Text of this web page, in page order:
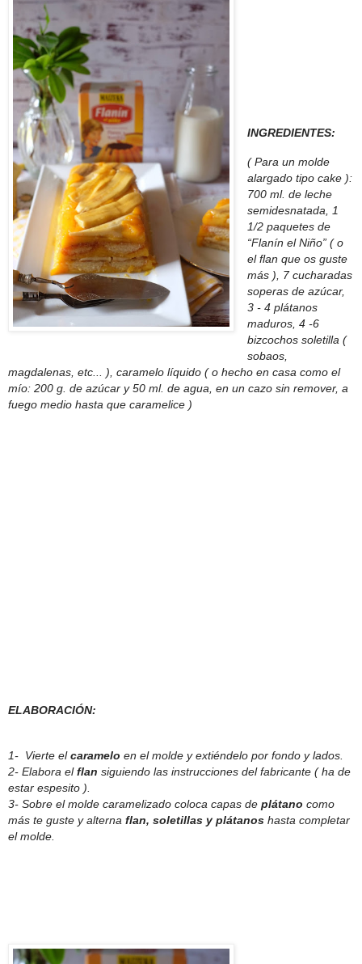
INGREDIENTES:
( Para un molde
alargado tipo cake ):
700 ml. de leche
semidesnatada, 1
1/2 paquetes de
“Flanín el Niño” ( o
el flan que os guste
más ), 7 cucharadas
soperas de azúcar,
3 - 4 plátanos
maduros, 4 -6
bizcochos soletilla (
sobaos,
magdalenas, etc... ), caramelo líquido ( o hecho en casa como el
mío: 200 g. de azúcar y 50 ml. de agua, en un cazo sin remover, a
fuego medio hasta que caramelice )
ELABORACIÓN:
1- Vierte elcaramelo en el molde y extiéndelo por fondo y lados.
2- Elabora elflan siguiendo las instrucciones del fabricante ( ha de
estar espesito ).
3- Sobre el molde caramelizado coloca capas de plátano como
más te guste y alterna flan, soletillas y plátanos hasta completar
el molde.